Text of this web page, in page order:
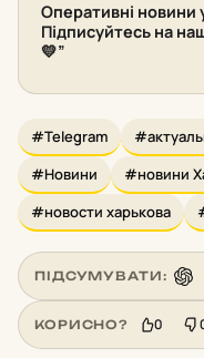
Оперативні новини
Підписуйтесь на
💛”
#Telegram
#Новини
#новини
#новости харькова
ПІДСУМУВАТИ:
КОРИСНО? 0